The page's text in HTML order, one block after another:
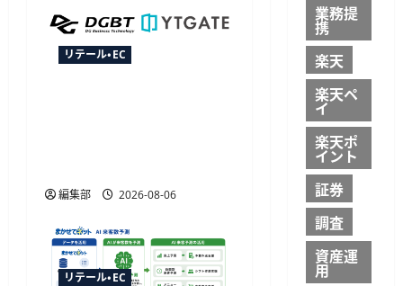
リテール・EC
編集部 2026-08-06
リテール・EC
業務提
携
楽天
楽天ペ
イ
楽天ポ
イント
証券
調査
資産運
用